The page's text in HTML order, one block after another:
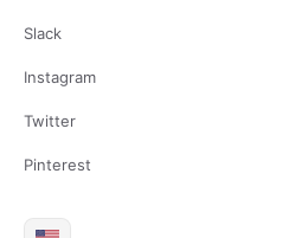
Slack
Instagram
Twitter
Pinterest